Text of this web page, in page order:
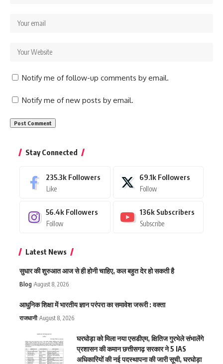
Notify me of follow-up comments by email.
Notify me of new posts by email.
Stay Connected
235.3k Followers
Like
69.1k Followers
Follow
56.4k Followers
Follow
136k Subscribers
Subscribe
Latest News
सुधार की शुरुआत आज से ही होनी चाहिए, कल बहुत देर हो सकती है
Blog August 8, 2026
आधुनिक शिक्षा में भारतीय ज्ञान परंपरा का समावेश जरूरी : वक्ता
राजधानी August 8, 2026
घरघोड़ा को मिला नया एसडीएम, क्षितिज गुरभेले संभालेंगे
प्रशासन की कमान छत्तीसगढ़ सरकार ने 5 IAS
अधिकारियों की नई पदस्थापना की जारी सूची, घरघोड़ा